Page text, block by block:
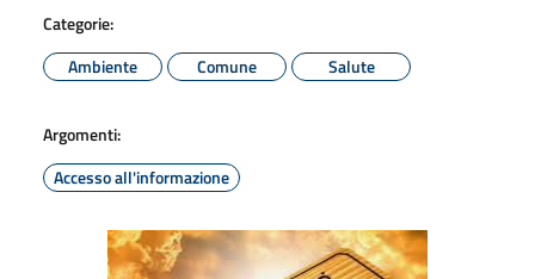
Categorie:
Ambiente
Comune Salute
Argomenti:
Accesso all'informazione